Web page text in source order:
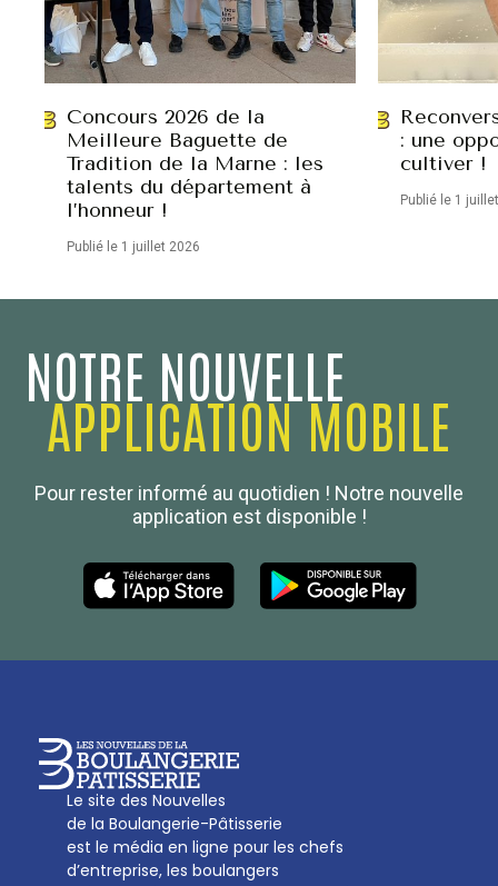
Concours 2026 de la
Meilleure Baguette de
Tradition de la Marne : les
talents du département à
l’honneur !
Publié le 1 juillet 2026
: une
cultiver !
Publié le 1
NOTRE NOUVELLE
APPLICATION MOBILE
Pour rester informé au quotidien ! Notre nouvelle
application est disponible !
Le site des Nouvelles
de la Boulangerie-Pâtisserie
est le média en ligne pour les chefs
d’entreprise, les boulangers
Boulanger de France
Les Nouvelles de la Boulangerie-Pâtisserie Française
27, av d’Eylau - 75782 Paris Cédex 16
01 53 70 16 25